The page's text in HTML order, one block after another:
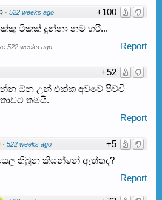
+100
· 522 weeks ago
ටිකක් දුන්නා නම් හරි...
Report
522 weeks ago
+52
ඕන උන් එක්ක අව්වේ පිච්චි
තමයි.
Report
+5
· 522 weeks ago
තිබුන කියන්නේ ඇත්තද?
Report